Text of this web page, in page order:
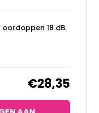
18 dB
€28,35